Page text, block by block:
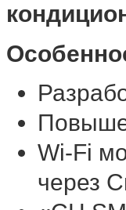
Wi-Fi
через